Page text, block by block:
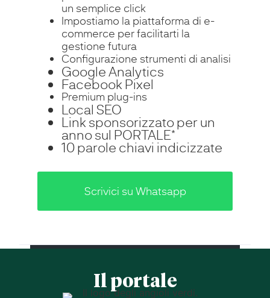
un semplice click
Impostiamo la piattaforma di e-
commerce per facilitarti la
gestione futura
Configurazione strumenti di analisi
Google Analytics
Facebook Pixel
Premium plug-ins
Local SEO
Link sponsorizzato per un
anno sul PORTALE*
10 parole chiavi indicizzate
Scrivici su Whatsapp
Il portale